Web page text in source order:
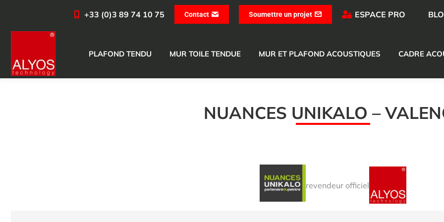
+33 (0)3 89 74 10 75 Contact Soumettre un projet ESPACE PRO
PLAFOND TENDU MUR TOILE TENDUE MUR ET PLAFOND ACOUSTIQUES CADRE
NUANCES UNIKALO –
revendeur officiel